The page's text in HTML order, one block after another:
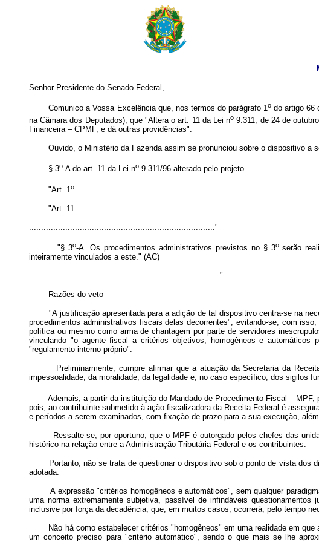
Senhor Presidente do Senado Federal,
Comunico a Vossa Excelência que, nos termos do parágrafo 1odo artigo 66
na Câmara dos Deputados), que "Altera o art. 11 da Lei no 9.311, de 24 de
Financeira – CPMF, e dá outras providências".
Ouvido, o Ministério da Fazenda assim se pronunciou sobre o dispositivo a
§ 3o-A do art. 11 da Lei no 9.311/96 alterado pelo projeto
"Art. 1 o
"Art. 11 .............................................................................
............................................................................."
"§ 3o-A. Os procedimentos administrativos previstos no § 3oserão
inteiramente vinculados a este." (AC)
............................................................................."
Razões do veto
"A justificação apresentada para a adição de tal dispositivo centra-se na
procedimentos administrativos fiscais delas decorrentes", evitando-se, com
política ou mesmo como arma de chantagem por parte de servidores
vinculando "o agente fiscal a critérios objetivos, homogêneos e
"regulamento interno próprio".
Preliminarmente, cumpre afirmar que a atuação da Secretaria da Receita
impessoalidade, da moralidade, da legalidade e, no caso específico, dos sigilos
Ademais, a partir da instituição do Mandado de Procedimento Fiscal – MPF,
pois, ao contribuinte submetido à ação fiscalizadora da Receita Federal é
e períodos a serem examinados, com fixação de prazo para a sua execução,
Ressalte-se, por oportuno, que o MPF é outorgado pelos chefes das
histórico na relação entre a Administração Tributária Federal e os contribuintes.
Portanto, não se trata de questionar o dispositivo sob o ponto de vista dos
adotada.
A expressão "critérios homogêneos e automáticos", sem qualquer
uma norma extremamente subjetiva, passível de infindáveis
inclusive por força da decadência, que, em muitos casos, ocorrerá, pelo tempo
Não há como estabelecer critérios "homogêneos" em uma realidade em que
um conceito preciso para "critério automático", sendo o que mais se lhe